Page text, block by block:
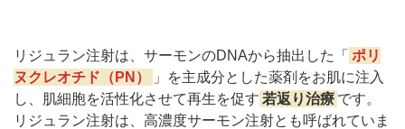
リジュラン注射は、サーモンのDNAから抽出した「 ポリ
ヌクレオチド（PN）
」を主成分とした薬剤をお肌に注入
し、肌細胞を活性化させて再生を促す 若返り治療 です。
リジュラン注射は、高濃度サーモン注射とも呼ばれていま